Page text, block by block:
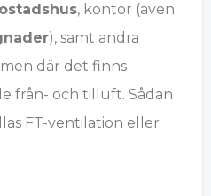
, kontor (även
), samt andra
där det finns
från- och tilluft. Sådan
FT-ventilation eller